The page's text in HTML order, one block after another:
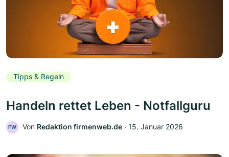
Tipps & Regeln
Handeln rettet Leben - Notfallguru
FW Von Redaktion firmenweb.de ‧ 15. Januar 2026